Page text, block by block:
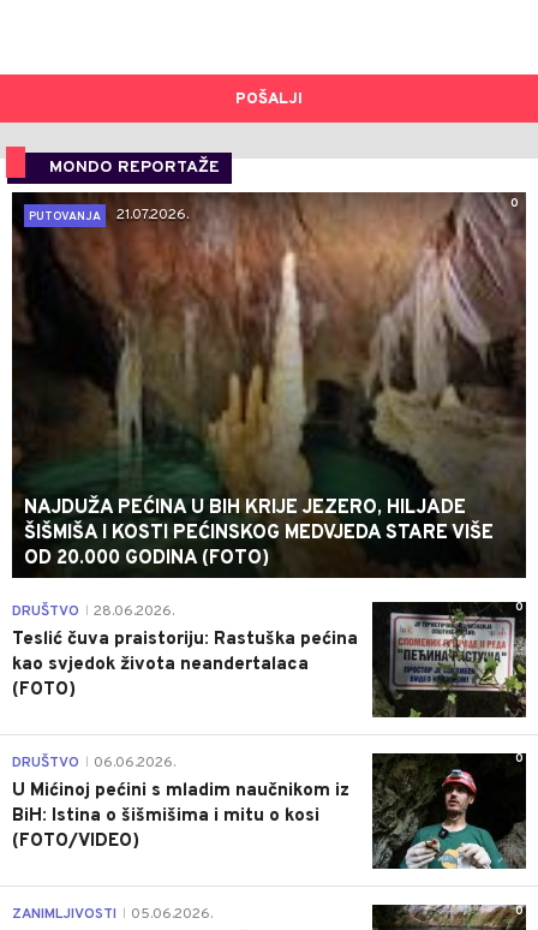
POŠALJI
MONDO REPORTAŽE
0
PUTOVANJA
21.07.2026.
NAJDUŽA PEĆINA U BIH KRIJE JEZERO, HILJADE
ŠIŠMIŠA I KOSTI PEĆINSKOG MEDVJEDA STARE VIŠE
OD 20.000 GODINA (FOTO)
0
DRUŠTVO 28.06.2026.
Teslić čuva praistoriju: Rastuška pećina
kao svjedok života neandertalaca
(FOTO)
0
DRUŠTVO 06.06.2026.
U Mićinoj pećini s mladim naučnikom iz
BiH: Istina o šišmišima i mitu o kosi
(FOTO/VIDEO)
0
ZANIMLJIVOSTI 05.06.2026.